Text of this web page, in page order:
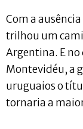
Com a
trilhou um
Argentina. E no
Montevidéu, a
uruguaios o
tornaria a